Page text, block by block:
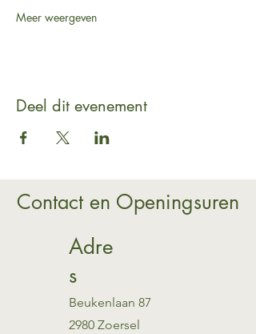
Meer weergeven
Deel dit evenement
Contact en Openingsuren
Adre
s
Beukenlaan 87
2980 Zoersel